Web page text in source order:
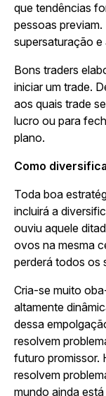
que tendências
pessoas
supersaturação
Bons traders
iniciar um trade.
aos quais trade
lucro ou para
plano.
Como
Toda boa
incluirá a
ouviu aquele
ovos na mesma
perderá todos os
Cria-se muito
altamente
dessa
resolvem
futuro promissor.
resolvem
mundo ainda